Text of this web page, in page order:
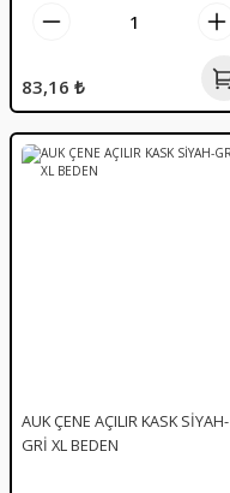
83,16 ₺
AUK ÇENE AÇILIR KASK SİYAH-
GRİ XL BEDEN